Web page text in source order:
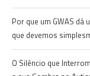
Por que um GWAS dá
que devemos
O Silêncio que